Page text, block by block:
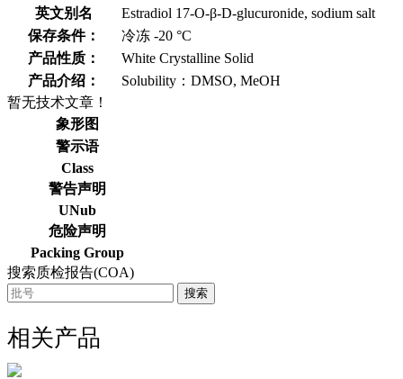
英文别名
Estradiol 17-O-β-D-glucuronide, sodium salt
保存条件：
冷冻 -20 °C
产品性质：
White Crystalline Solid
产品介绍：
Solubility：DMSO, MeOH
暂无技术文章！
象形图
警示语
Class
警告声明
UNub
危险声明
Packing Group
搜索质检报告(COA)
搜索
相关产品